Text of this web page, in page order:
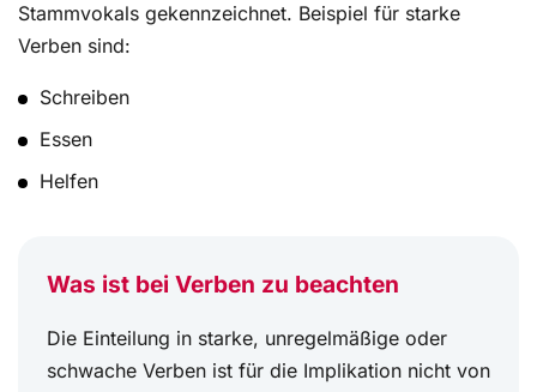
Stammvokals gekennzeichnet. Beispiel für starke
Verben sind:
Schreiben
Essen
Helfen
Was ist bei Verben zu beachten
Die Einteilung in starke, unregelmäßige oder
schwache Verben ist für die Implikation nicht von